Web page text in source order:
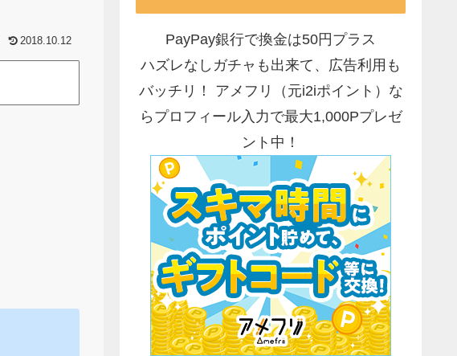
2018.10.12
PayPay銀行で換金は50円プラス
ハズレなしガチャも出来て、広告利用も
バッチリ！ アメフリ（元i2iポイント）な
らプロフィール入力で最大1,000Pプレゼ
ント中！